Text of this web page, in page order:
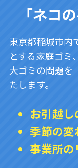
「ネコ
東京都稲城市内
とする家庭ゴミ
大ゴミの問題を
たします。
お引越
季節の
事業所の